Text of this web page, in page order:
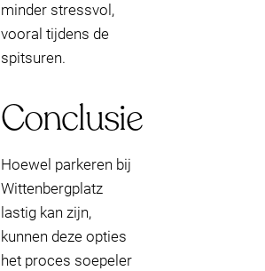
minder stressvol,
vooral tijdens de
spitsuren.
Conclusie
Hoewel parkeren bij
Wittenbergplatz
lastig kan zijn,
kunnen deze opties
het proces soepeler